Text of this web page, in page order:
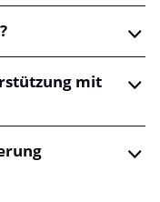
mit